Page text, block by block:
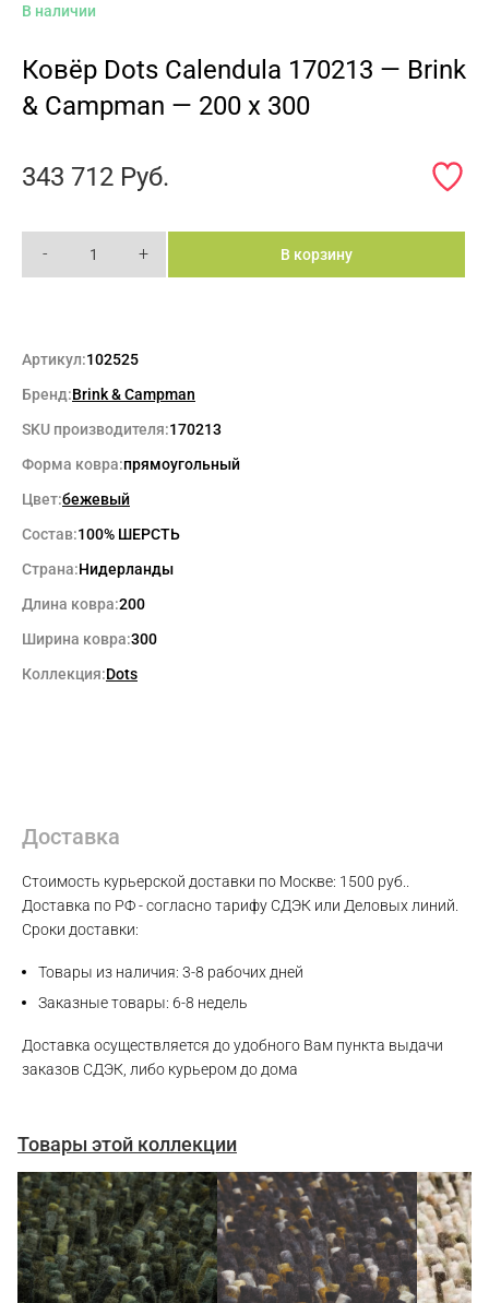
В наличии
Ковёр Dots Calendula 170213 — Brink
& Campman — 200 x 300
343 712 Руб.
- + В корзину
Артикул:102525
Бренд:Brink & Campman
SKU производителя:170213
Форма ковра:прямоугольный
Цвет:бежевый
Состав:100% ШЕРСТЬ
Страна:Нидерланды
Длина ковра:200
Ширина ковра:300
Коллекция:Dots
Доставка
Стоимость курьерской доставки по Москве: 1500 руб..
Доставка по РФ - согласно тарифу СДЭК или Деловых линий.
Сроки доставки:
Товары из наличия: 3-8 рабочих дней
Заказные товары: 6-8 недель
Доставка осуществляется до удобного Вам пункта выдачи
заказов СДЭК, либо курьером до дома
Товары этой коллекции
Telegram